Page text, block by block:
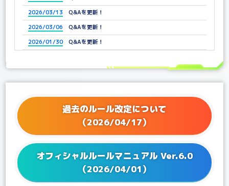
2026/03/13 Q&Aを更新！
2026/03/06 Q&Aを更新！
2026/01/30 Q&Aを更新！
2025/11/21 Q&Aを更新！
2025/06/25
2025/06/13 Q&Aを更新！
Q&Aを更新！
過去のルール改定について
（2026/04/17）
オフィシャルルールマニュアル Ver.6.0
（2026/04/01）